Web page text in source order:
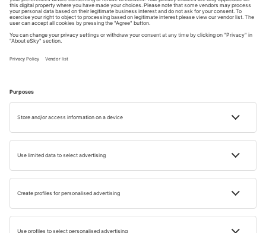
apa puțin adâncă și cristalină este ideală pentru înot.
Stâncile sunt predispuse ȋn aşa fel ȋncât formează piscine
naturale. Înotul şi relaxarea sunt sigure atât la suprafaţă,
St. Peter’s Pool © Shutterstock